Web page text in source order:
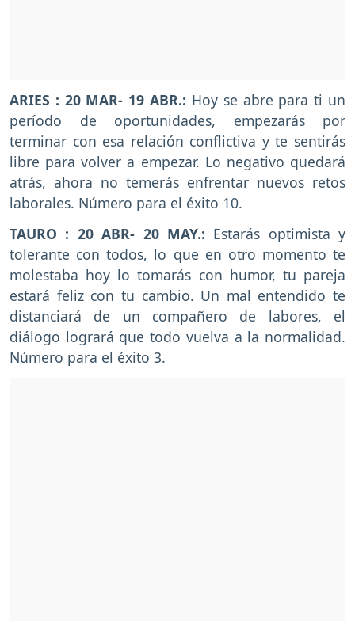
ARIES : 20 MAR- 19 ABR.: Hoy se abre para ti un
período de oportunidades, empezarás por
terminar con esa relación conflictiva y te sentirás
libre para volver a empezar. Lo negativo quedará
atrás, ahora no temerás enfrentar nuevos retos
laborales. Número para el éxito 10.
TAURO : 20 ABR- 20 MAY.: Estarás optimista y
tolerante con todos, lo que en otro momento te
molestaba hoy lo tomarás con humor, tu pareja
estará feliz con tu cambio. Un mal entendido te
distanciará de un compañero de labores, el
diálogo logrará que todo vuelva a la normalidad.
Número para el éxito 3.